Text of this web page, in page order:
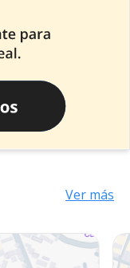
Ver más